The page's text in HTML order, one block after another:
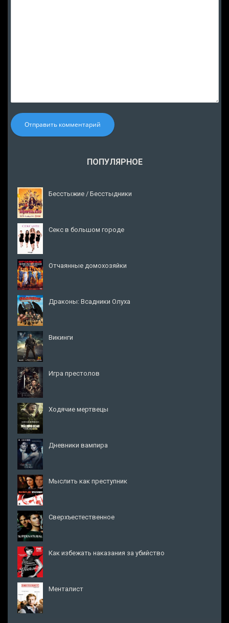
Отправить комментарий
ПОПУЛЯРНОЕ
Бесстыжие / Бесстыдники
Секс в большом городе
Отчаянные домохозяйки
Драконы: Всадники Олуха
Викинги
Игра престолов
Ходячие мертвецы
Дневники вампира
Мыслить как преступник
Сверхъестественное
Как избежать наказания за убийство
Менталист